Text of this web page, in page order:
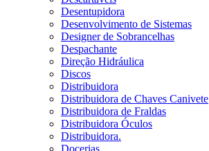
Desentupidora
Desenvolvimento de Sistemas
Designer de Sobrancelhas
Despachante
Direção Hidráulica
Discos
Distribuidora
Distribuidora de Chaves Canivete
Distribuidora de Fraldas
Distribuidora Óculos
Distribuidora.
Docerias